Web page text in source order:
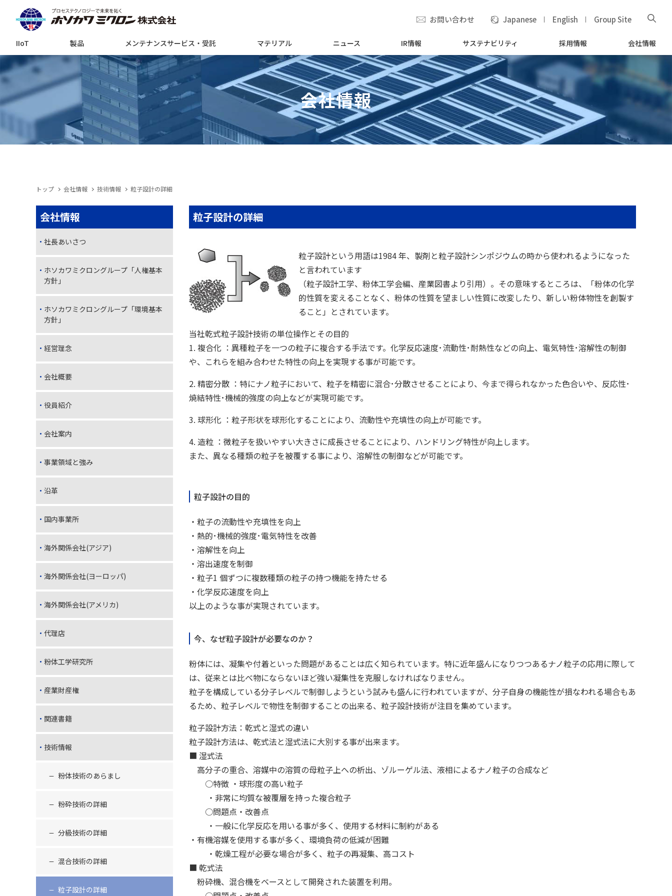
お問い合わせ Japanese English Group Site
IIoT 製品 メンテナンスサービス・受託 マテリアル ニュース IR情報 サステナビリティ 採用情報 会社情報
会社情報
トップ 会社情報 技術情報 粒子設計の詳細
会社情報
社長あいさつ
ホソカワミクロングループ「人権基本
方針」
ホソカワミクロングループ「環境基本
方針」
経営理念
会社概要
役員紹介
会社案内
事業領域と強み
沿革
国内事業所
海外関係会社(アジア)
海外関係会社(ヨーロッパ)
海外関係会社(アメリカ)
代理店
粉体工学研究所
産業財産権
関連書籍
技術情報
粉体技術のあらまし
粉砕技術の詳細
分級技術の詳細
混合技術の詳細
粒子設計の詳細
粒子設計の詳細
粒子設計という用語は1984 年、製剤と粒子設計シンポジウムの時から使われるようになった
と言われています
（粒子設計工学、粉体工学会編、産業図書より引用）。その意味するところは、「粉体の化学
的性質を変えることなく、粉体の性質を望ましい性質に改変したり、新しい粉体物性を創製す
ること」とされています。
当社乾式粒子設計技術の単位操作とその目的
1. 複合化 ：異種粒子を一つの粒子に複合する手法です。化学反応速度･流動性･耐熱性などの向上、電気特性･溶解性の制御
や、これらを組み合わせた特性の向上を実現する事が可能です。
2. 精密分散 ：特にナノ粒子において、粒子を精密に混合･分散させることにより、今まで得られなかった色合いや、反応性･
焼結特性･機械的強度の向上などが実現可能です。
3. 球形化 ：粒子形状を球形化することにより、流動性や充填性の向上が可能です。
4. 造粒 ：微粒子を扱いやすい大きさに成長させることにより、ハンドリング特性が向上します。
また、異なる種類の粒子を被覆する事により、溶解性の制御などが可能です。
粒子設計の目的
・粒子の流動性や充填性を向上
・熱的･機械的強度･電気特性を改善
・溶解性を向上
・溶出速度を制御
・粒子1 個ずつに複数種類の粒子の持つ機能を持たせる
・化学反応速度を向上
以上のような事が実現されています。
今、なぜ粒子設計が必要なのか？
粉体には、凝集や付着といった問題があることは広く知られています。特に近年盛んになりつつあるナノ粒子の応用に際して
は、従来とは比べ物にならないほど強い凝集性を克服しなければなりません。
粒子を構成している分子レベルで制御しようという試みも盛んに行われていますが、分子自身の機能性が損なわれる場合もあ
るため、粒子レベルで物性を制御することの出来る、粒子設計技術が注目を集めています。
粒子設計方法：乾式と湿式の違い
粒子設計方法は、乾式法と湿式法に大別する事が出来ます。
■ 湿式法
高分子の重合、溶媒中の溶質の母粒子上への析出、ゾルーゲル法、液相によるナノ粒子の合成など
○特徴 ・球形度の高い粒子
・非常に均質な被覆層を持った複合粒子
○問題点・改善点
・一般に化学反応を用いる事が多く、使用する材料に制約がある
・有機溶媒を使用する事が多く、環境負荷の低減が困難
・乾燥工程が必要な場合が多く、粒子の再凝集、高コスト
■ 乾式法
粉砕機、混合機をベースとして開発された装置を利用。